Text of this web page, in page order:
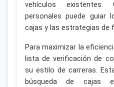
vehículos existentes.
personales puede guiar
cajas y las estrategias de
Para maximizar la
lista de verificación de
su estilo de carreras.
búsqueda de cajas